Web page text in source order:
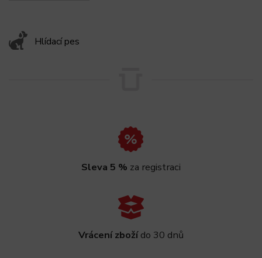
Hlídací pes
Sleva 5 % za registraci
Vrácení zbožído 30 dnů